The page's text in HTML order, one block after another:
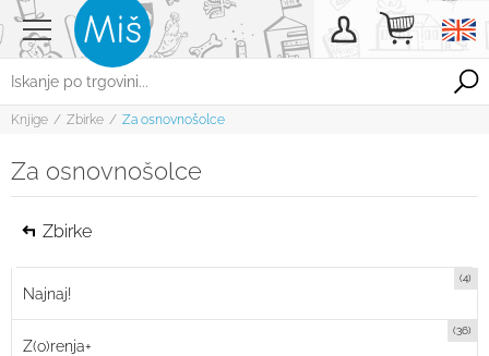
Knjige / Zbirke / Za osnovnošolce
Za osnovnošolce
Zbirke
Najnaj!
(4)
Z(o)renja+
(36)